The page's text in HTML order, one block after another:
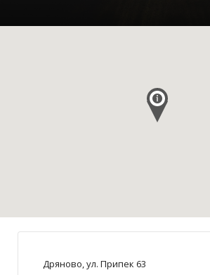
Дряново, ул. Припек 63